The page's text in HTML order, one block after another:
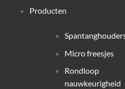
Producten
Micro freesjes
Rondloop
nauwkeurigheid